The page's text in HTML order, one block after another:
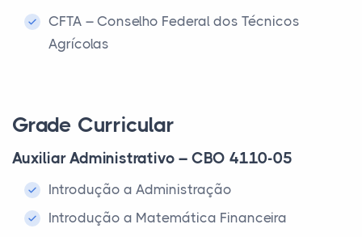
CFTA – Conselho Federal dos Técnicos
Agrícolas
Grade Curricular
Auxiliar Administrativo – CBO 4110-05
Introdução a Administração
Introdução a Matemática Financeira